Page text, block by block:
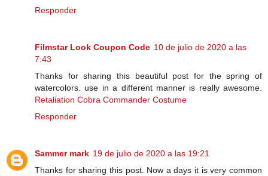
Responder
Filmstar Look Coupon Code 10 de julio de 2020 a las
7:43
Thanks for sharing this beautiful post for the spring of
watercolors. use in a different manner is really awesome.
Retaliation Cobra Commander Costume
Responder
Sammer mark 19 de julio de 2020 a las 19:21
Thanks for sharing this post. Now a days it is very common